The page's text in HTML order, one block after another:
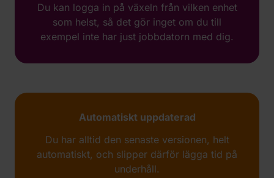
Du kan logga in på växeln från vilken enhet
som helst, så det gör inget om du till
exempel inte har just jobbdatorn med dig.
Automatiskt uppdaterad
Du har alltid den senaste versionen, helt
automatiskt, och slipper därför lägga tid på
underhåll.